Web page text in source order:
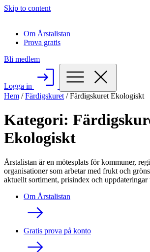
Skip to content
Om Årstalistan
Prova gratis
Bli medlem
Logga in
Hem /Färdigskuret /Färdigskuret Ekologiskt
Kategori:
Ekologiskt
Årstalistan är en mötesplats för kommuner,
organisationer som arbetar med frukt och
aktuellt sortiment, prisindex och uppdateringar
Om Årstalistan
Gratis prova på konto